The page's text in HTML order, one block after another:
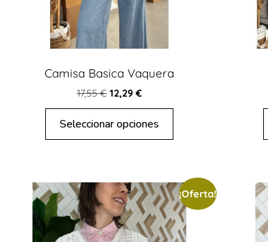
Camisa Basica Vaquera
17,55€ 12,29 €
Seleccionar opciones
¡Oferta!